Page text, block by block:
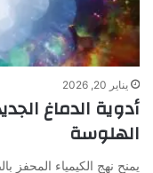
يناير 20, 2026
أدوية الدماغ
الهلوسة
يمنح نهج الكيمياء المحفز